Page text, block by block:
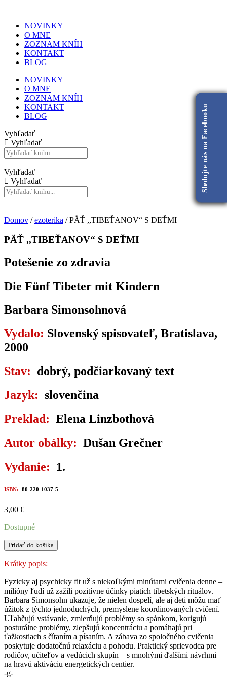
NOVINKY
O MNE
ZOZNAM KNÍH
KONTAKT
BLOG
NOVINKY
O MNE
ZOZNAM KNÍH
KONTAKT
BLOG
Vyhľadať
Vyhľadať
Vyhľadať
Vyhľadať
Domov /ezoterika / PÄŤ ,,TIBEŤANOV“ S DEŤMI
PÄŤ ,,TIBEŤANOV“ S DEŤMI
Potešenie zo zdravia
Die Fünf Tibeter mit Kindern
Barbara Simonsohnová
Vydalo: Slovenský spisovateľ, Bratislava,
2000
Stav: dobrý, podčiarkovaný text
Jazyk: slovenčina
Preklad: Elena Linzbothová
Autor obálky: Dušan Grečner
Vydanie: 1.
ISBN: 80-220-1037-5
3,00 €
Dostupné
množstvo
PÄŤ
,,TIBEŤANOV"
DEŤMI
Pridať do košíka
Krátky popis:
Fyzicky aj psychicky fit už s niekoľkými minútami cvičenia denne –
milióny ľudí už zažili pozitívne účinky piatich tibetských rituálov.
Barbara Simonsohn ukazuje, že nielen dospelí, ale aj deti môžu mať
úžitok z týchto jednoduchých, premyslene koordinovaných cvičení.
Uľahčujú vstávanie, zmierňujú problémy so spánkom, korigujú
posturálne problémy, zlepšujú koncentráciu a pomáhajú pri
ťažkostiach s čítaním a písaním. A zábava zo spoločného cvičenia
poskytuje dodatočnú relaxáciu a pohodu. Praktický sprievodca pre
rodičov, učiteľov a vedúcich skupín – s mnohými ďalšími návrhmi
na hravú aktiváciu energetických centier.
-g-
Sledujte nás na Facebooku